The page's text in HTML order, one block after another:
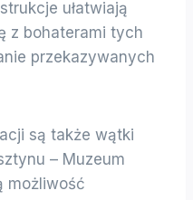
ułatwiają
z bohaterami tych
przekazywanych
są także wątki
– Muzeum
możliwość